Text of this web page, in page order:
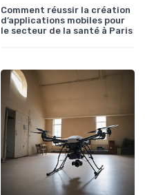
Comment réussir la création
d’applications mobiles pour
le secteur de la santé à Paris